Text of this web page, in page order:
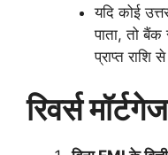
यदि कोई
पाता, तो
प्राप्त राशि
रिवर्स